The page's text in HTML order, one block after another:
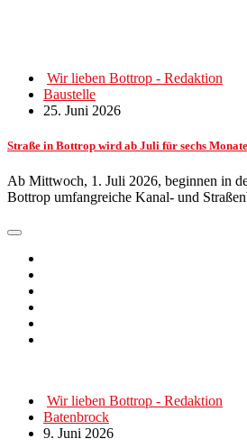
Wir lieben Bottrop - Redaktion
Baustelle
25. Juni 2026
Straße in Bottrop wird ab Juli für sechs
Ab Mittwoch, 1. Juli 2026, beginnen in
Bottrop umfangreiche Kanal- und
Wir lieben Bottrop - Redaktion
Batenbrock
9. Juni 2026